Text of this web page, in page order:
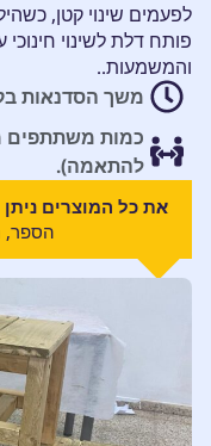
לפעמים שינוי קטן,
פותח דלת לשינוי
והמשמעות..
משך הסדנאות
להתאמה).
את כל המוצרים
הספר,